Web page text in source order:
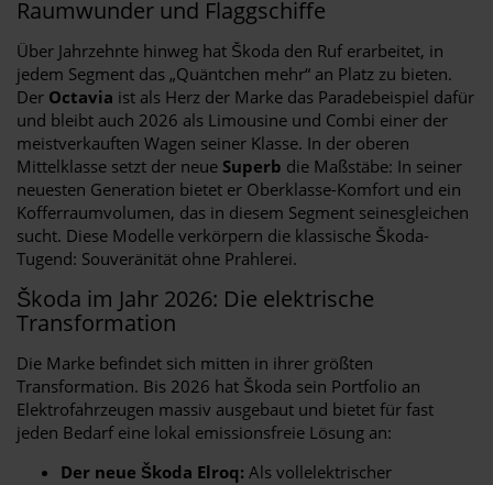
Raumwunder und Flaggschiffe
Über Jahrzehnte hinweg hat Škoda den Ruf erarbeitet, in
jedem Segment das „Quäntchen mehr“ an Platz zu bieten.
Der Octavia ist als Herz der Marke das Paradebeispiel dafür
und bleibt auch 2026 als Limousine und Combi einer der
meistverkauften Wagen seiner Klasse. In der oberen
Mittelklasse setzt der neue Superb die Maßstäbe: In seiner
neuesten Generation bietet er Oberklasse-Komfort und ein
Kofferraumvolumen, das in diesem Segment seinesgleichen
sucht. Diese Modelle verkörpern die klassische Škoda-
Tugend: Souveränität ohne Prahlerei.
Škoda im Jahr 2026: Die elektrische
Transformation
Die Marke befindet sich mitten in ihrer größten
Transformation. Bis 2026 hat Škoda sein Portfolio an
Elektrofahrzeugen massiv ausgebaut und bietet für fast
jeden Bedarf eine lokal emissionsfreie Lösung an:
Der neue Škoda Elroq: Als vollelektrischer